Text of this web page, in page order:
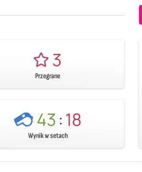
3
Przegrane
43:18
Wynik w setach